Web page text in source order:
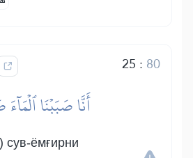
25 : 80
أَنَّا صَبَبۡنَا
сув-ёмғирни